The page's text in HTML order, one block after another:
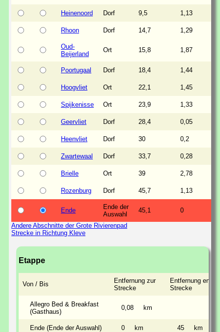
Heinenoord Dorf 9,5 1,13
Rhoon Dorf 14,7 1,29
Oud-
Beijerland
Ort 15,8 1,87
Poortugaal Dorf 18,4 1,44
Hoogvliet Ort 22,1 1,45
Spijkenisse Ort 23,9 1,33
Geervliet Dorf 28,4 0,05
Heenvliet Dorf 30 0,2
Zwartewaal Dorf 33,7 0,28
Brielle Ort 39 2,78
Rozenburg Dorf 45,7 1,13
Ende
Ende der
Auswahl
45,1 0
Andere Abschnitte der Grote Rivierenpad
Strecke in Richtung Kleve
Etappe
Von / Bis
Entfernung zur
Strecke
Entfernung
Strecke
Allegro Bed & Breakfast
(Gasthaus)
0,08 km
Ende (Ende der Auswahl) 0 km 45 km